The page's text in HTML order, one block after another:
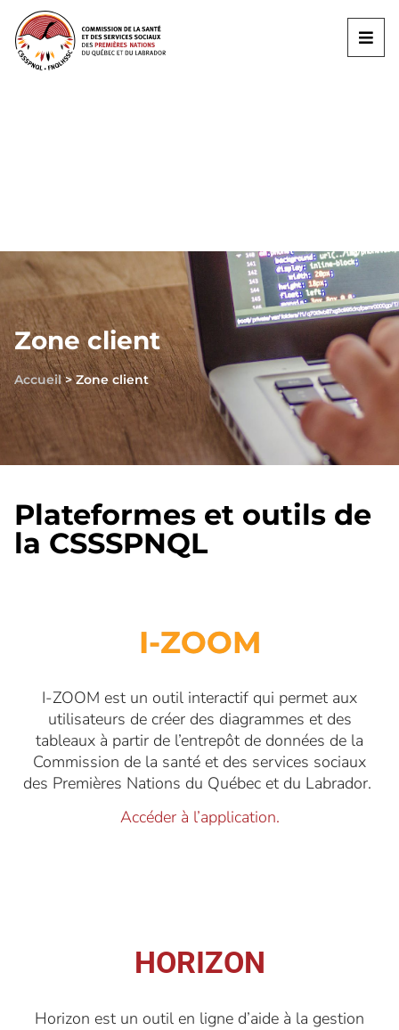
Zone client
Accueil>Zone client
Plateformes et outils de
la CSSSPNQL
I-ZOOM
I-ZOOM est un outil interactif qui permet aux
utilisateurs de créer des diagrammes et des
tableaux à partir de l’entrepôt de données de la
Commission de la santé et des services sociaux
des Premières Nations du Québec et du Labrador.
Accéder à l’application.
HORIZON
Horizon est un outil en ligne d’aide à la gestion